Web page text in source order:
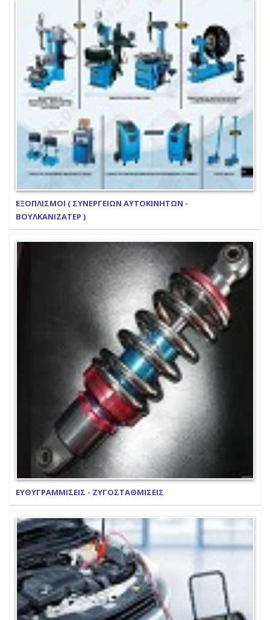
ΕΞΟΠΛΙΣΜΟΙ ( ΣΥΝΕΡΓΕΙΩΝ ΑΥΤΟΚΙΝΗΤΩΝ -
ΒΟΥΛΚΑΝΙΖΑΤΕΡ )
ΕΥΘΥΓΡΑΜΜΙΣΕΙΣ - ΖΥΓΟΣΤΑΘΜΙΣΕΙΣ